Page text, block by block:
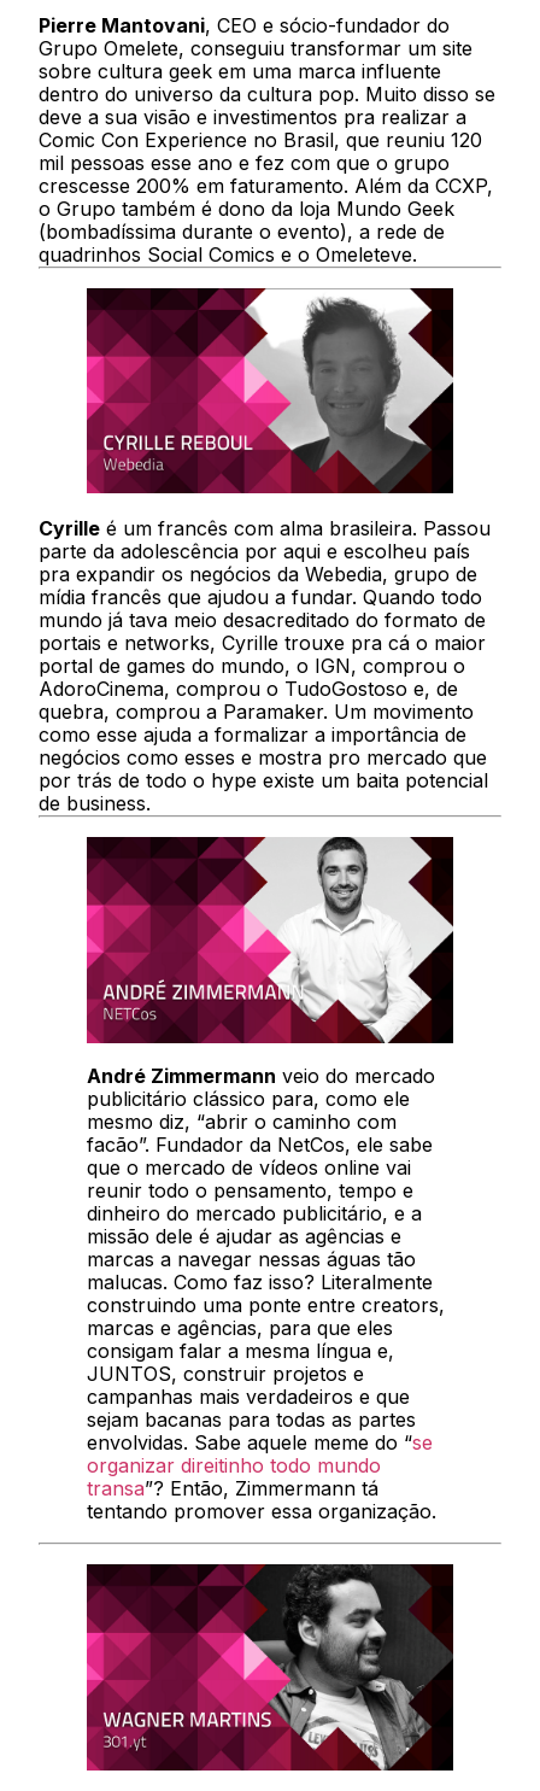
Pierre Mantovani, CEO e sócio-fundador do
Grupo Omelete, conseguiu transformar um site
sobre cultura geek em uma marca influente
dentro do universo da cultura pop. Muito disso se
deve a sua visão e investimentos pra realizar a
Comic Con Experience no Brasil, que reuniu 120
mil pessoas esse ano e fez com que o grupo
crescesse 200% em faturamento. Além da CCXP,
o Grupo também é dono da loja Mundo Geek
(bombadíssima durante o evento), a rede de
quadrinhos Social Comics e o Omeleteve.
Cyrille é um francês com alma brasileira. Passou
parte da adolescência por aqui e escolheu país
pra expandir os negócios da Webedia, grupo de
mídia francês que ajudou a fundar. Quando todo
mundo já tava meio desacreditado do formato de
portais e networks, Cyrille trouxe pra cá o maior
portal de games do mundo, o IGN, comprou o
AdoroCinema, comprou o TudoGostoso e, de
quebra, comprou a Paramaker. Um movimento
como esse ajuda a formalizar a importância de
negócios como esses e mostra pro mercado que
por trás de todo o hype existe um baita potencial
de business.
André Zimmermann veio do mercado
publicitário clássico para, como ele
mesmo diz, “abrir o caminho com
facão”. Fundador da NetCos, ele sabe
que o mercado de vídeos online vai
reunir todo o pensamento, tempo e
dinheiro do mercado publicitário, e a
missão dele é ajudar as agências e
marcas a navegar nessas águas tão
malucas. Como faz isso? Literalmente
construindo uma ponte entre creators,
marcas e agências, para que eles
consigam falar a mesma língua e,
JUNTOS, construir projetos e
campanhas mais verdadeiros e que
sejam bacanas para todas as partes
envolvidas. Sabe aquele meme do “se
organizar direitinho todo mundo
transa”? Então, Zimmermann tá
tentando promover essa organização.